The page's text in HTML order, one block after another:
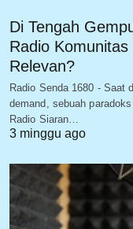
Di Tengah
Radio
Relevan?
Radio Senda 1680 - Saat
demand, sebuah
Radio Siaran…
3 minggu ago